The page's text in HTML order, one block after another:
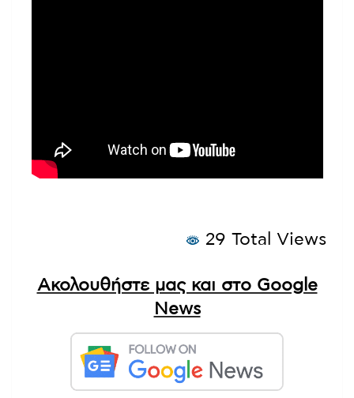
29 Total Views
Ακολουθήστε μας και στο Google
News